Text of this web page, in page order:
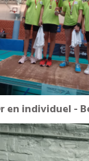
en individuel -